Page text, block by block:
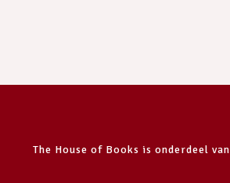
The House of Books is onderdeel van